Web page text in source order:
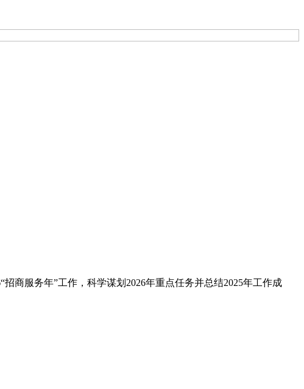
商服务年”工作，科学谋划2026年重点任务并总结2025年工作成